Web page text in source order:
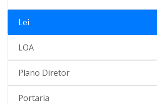
Lei
LOA
Plano Diretor
Portaria